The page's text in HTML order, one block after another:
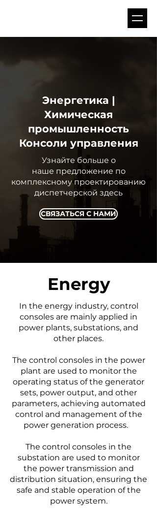
Энергетика |
Химическая
промышленность
Консоли управления
Узнайте больше о
наше предложение по
комплексному проектированию
диспетчерской здесь
СВЯЗАТЬСЯ С НАМИ
Energy
In the energy industry, control
consoles are mainly applied in
power plants, substations, and
other places.
The control consoles in the power
plant are used to monitor the
operating status of the generator
sets, power output, and other
parameters, achieving automated
control and management of the
power generation process.
The control consoles in the
substation are used to monitor
the power transmission and
distribution situation, ensuring the
safe and stable operation of the
power system.